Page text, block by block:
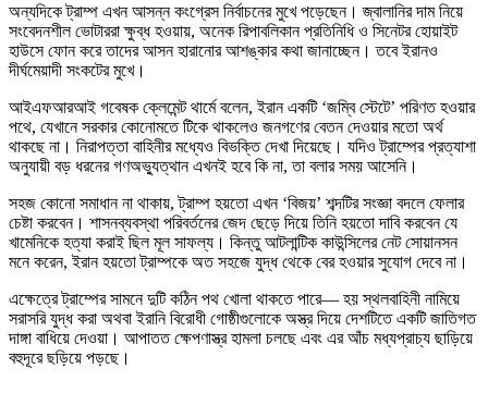
অন্যদিকে ট্রাম্প এখন আসন্ন কংগ্রেস নির্বাচনের মুখে পড়েছেন। জ্বালানির দাম নিয়ে
সংবেদনশীল ভোটাররা ক্ষুব্ধ হওয়ায়, অনেক রিপাবলিকান প্রতিনিধি ও সিনেটর হোয়াইট
হাউসে ফোন করে তাদের আসন হারানোর আশঙ্কার কথা জানাচ্ছেন। তবে ইরানও
দীর্ঘমেয়াদী সংকটের মুখে।
আইএফআরআই গবেষক ক্লেমেন্ট থার্মে বলেন, ইরান একটি ‘জম্বি স্টেটে’ পরিণত হওয়ার
পথে, যেখানে সরকার কোনোমতে টিকে থাকলেও জনগণের বেতন দেওয়ার মতো অর্থ
থাকছে না। নিরাপত্তা বাহিনীর মধ্যেও বিভক্তি দেখা দিয়েছে। যদিও ট্রাম্পের প্রত্যাশা
অনুযায়ী বড় ধরনের গণঅভ্যুত্থান এখনই হবে কি না, তা বলার সময় আসেনি।
সহজ কোনো সমাধান না থাকায়, ট্রাম্প হয়তো এখন ‘বিজয়’ শব্দটির সংজ্ঞা বদলে ফেলার
চেষ্টা করবেন। শাসনব্যবস্থা পরিবর্তনের জেদ ছেড়ে দিয়ে তিনি হয়তো দাবি করবেন যে
খামেনিকে হত্যা করাই ছিল মূল সাফল্য। কিন্তু আটলান্টিক কাউন্সিলের নেট সোয়ানসন
মনে করেন, ইরান হয়তো ট্রাম্পকে অত সহজে যুদ্ধ থেকে বের হওয়ার সুযোগ দেবে না।
এক্ষেত্রে ট্রাম্পের সামনে দুটি কঠিন পথ খোলা থাকতে পারে— হয় স্থলবাহিনী নামিয়ে
সরাসরি যুদ্ধ করা অথবা ইরানি বিরোধী গোষ্ঠীগুলোকে অস্ত্র দিয়ে দেশটিতে একটি জাতিগত
দাঙ্গা বাধিয়ে দেওয়া। আপাতত ক্ষেপণাস্ত্র হামলা চলছে এবং এর আঁচ মধ্যপ্রাচ্য ছাড়িয়ে
বহুদূরে ছড়িয়ে পড়ছে।